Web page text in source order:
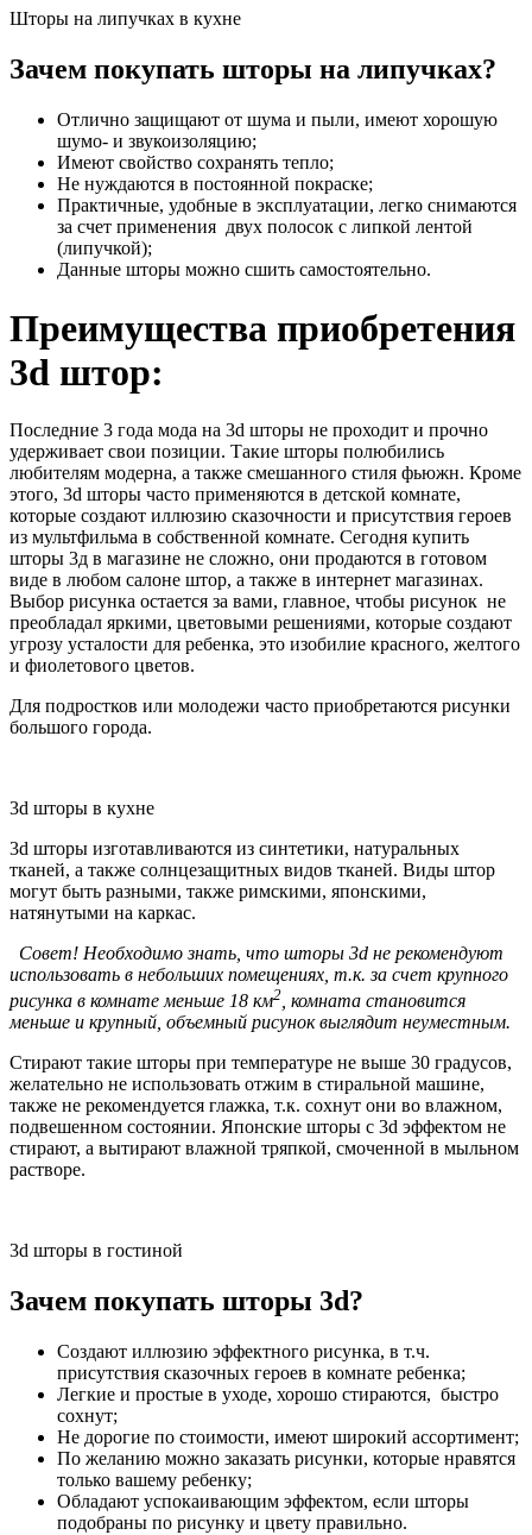
Шторы на липучках в кухне
Зачем покупать шторы на липучках?
Отлично защищают от шума и пыли, имеют хорошую
шумо- и звукоизоляцию;
Имеют свойство сохранять тепло;
Не нуждаются в постоянной покраске;
Практичные, удобные в эксплуатации, легко снимаются
за счет применения двух полосок с липкой лентой
(липучкой);
Данные шторы можно сшить самостоятельно.
Преимущества приобретения
3d штор:
Последние 3 года мода на 3d шторы не проходит и прочно
удерживает свои позиции. Такие шторы полюбились
любителям модерна, а также смешанного стиля фьюжн. Кроме
этого, 3d шторы часто применяются в детской комнате,
которые создают иллюзию сказочности и присутствия героев
из мультфильма в собственной комнате. Сегодня купить
шторы 3д в магазине не сложно, они продаются в готовом
виде в любом салоне штор, а также в интернет магазинах.
Выбор рисунка остается за вами, главное, чтобы рисунок не
преобладал яркими, цветовыми решениями, которые создают
угрозу усталости для ребенка, это изобилие красного, желтого
и фиолетового цветов.
Для подростков или молодежи часто приобретаются рисунки
большого города.
3d шторы в кухне
3d шторы изготавливаются из синтетики, натуральных
тканей, а также солнцезащитных видов тканей. Виды штор
могут быть разными, также римскими, японскими,
натянутыми на каркас.
Совет! Необходимо знать, что шторы 3d не рекомендуют
использовать в небольших помещениях, т.к. за счет крупного
рисунка в комнате меньше 18 км2, комната становится
меньше и крупный, объемный рисунок выглядит неуместным.
Стирают такие шторы при температуре не выше 30 градусов,
желательно не использовать отжим в стиральной машине,
также не рекомендуется глажка, т.к. сохнут они во влажном,
подвешенном состоянии. Японские шторы с 3d эффектом не
стирают, а вытирают влажной тряпкой, смоченной в мыльном
растворе.
3d шторы в гостиной
Зачем покупать шторы 3d?
Cоздают иллюзию эффектного рисунка, в т.ч.
присутствия сказочных героев в комнате ребенка;
Легкие и простые в уходе, хорошо стираются, быстро
сохнут;
Не дорогие по стоимости, имеют широкий ассортимент;
По желанию можно заказать рисунки, которые нравятся
только вашему ребенку;
Обладают успокаивающим эффектом, если шторы
подобраны по рисунку и цвету правильно.